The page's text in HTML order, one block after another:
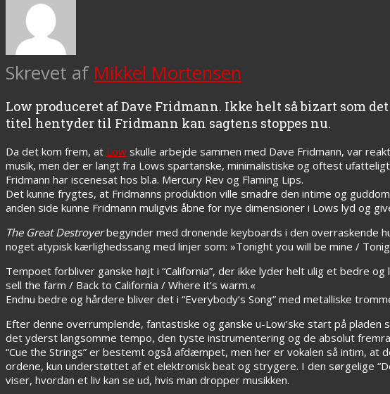
Skrevet af Mikkel Mortensen
Low produceret af Dave Fridmann. Ikke helt så bizart som
titel hentyder til Fridmann kan sagtens stoppes nu.
Da det kom frem, at Low skulle arbejde sammen med Dave Fridmann, var
musik, men der er langt fra Lows spartanske, minimalistiske og oftest
Fridmann har iscenesat hos bl.a. Mercury Rev og Flaming Lips.
Det kunne frygtes, at Fridmanns produktion ville smadre den intime og
anden side kunne Fridmann muligvis åbne for nye dimensioner i Lows lyd og
The Great Destroyerbegynder med dronende keyboards i den overraskende
noget atypisk kærlighedssang med linjer som: »Tonight you will be mine /
Tempoet forbliver ganske højt i “California”, der ikke lyder helt ulig et bedre
sell the farm / Back to California / Where it’s warm.«
Endnu bedre og hårdere bliver det i “Everybody’s Song” med metalliske
Efter denne overrumplende, fantastiske og ganske u-Low’ske start på
det yderst langsomme tempo, den tyste instrumentering og de absolut
“Cue the Strings” er bestemt også afdæmpet, men her er vokalen så intim,
ordene, kun understøttet af et elektronisk beat og strygere. I den sørgelige
viser, hvordan et liv kan se ud, hvis man dropper musikken.